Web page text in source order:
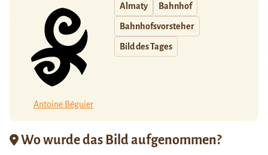
Antoine Béguier
Almaty Bahnhof
Bahnhofsvorsteher
Bild des Tages
Wo wurde das Bild aufgenommen?